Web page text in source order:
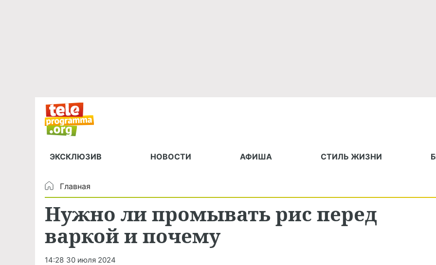
ЭКСКЛЮЗИВ НОВОСТИ АФИША СТИЛЬ ЖИЗНИ
Главная
Нужно ли промывать рис перед
варкой и почему
14:28 30 июля 2024